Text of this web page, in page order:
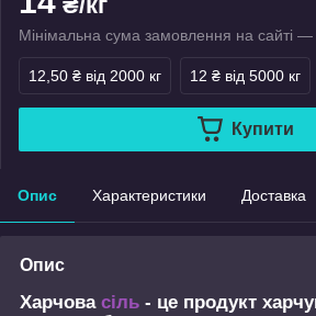
Мінімальна сума замовлення на сайті
12,50 ₴ від 2000 кг 12 ₴ від 5000 кг
Купити
Опис Характеристики Доставка
Опис
Харчова сіль - це продукт